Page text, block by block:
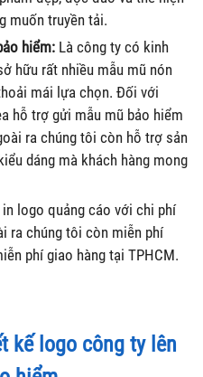
muốn truyền tải.
hiểm: Là công ty có kinh
hữu rất nhiều mẫu mũ nón
mái lựa chọn. Đối với
hỗ trợ gửi mẫu mũ bảo hiểm
ra chúng tôi còn hỗ trợ sản
dáng mà khách hàng mong
logo quảng cáo với chi phí
ra chúng tôi còn miễn phí
phí giao hàng tại TPHCM.
hiểm
công ty mà người ta còn